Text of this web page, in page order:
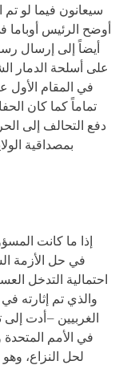
سيعانون فيما لو
أيضاً إلى إرسال
على أسلحة الدمار
في المقام الأول
تماماً كما كان
دفع التحالف إلى
بمصداقية
إذا ما كانت
في حل الأزمة
احتمالية التدخل
والذي تم إثارته
الغربيين –أدت
في الأمم
لحل النزاع،